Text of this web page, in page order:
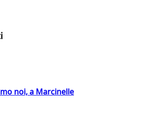
noi, a Marcinelle